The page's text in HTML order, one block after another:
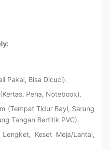
Pakai, Bisa Dicuci).
Pena, Notebook).
(Tempat Tidur Bayi, Sarung
Tangan Bertitik PVC).
Keset Meja/Lantai,